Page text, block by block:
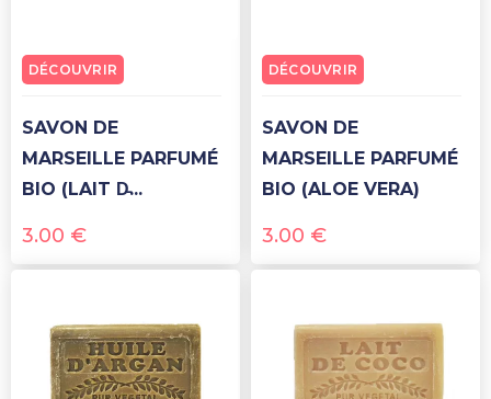
SAVON DE
MARSEILLE PARFUMÉ
BIO (LAIT D̵...
3.00 €
DÉCOUVRIR
SAVON DE
MARSEILLE PARFUMÉ
BIO (ALOE VERA)
3.00 €
DÉCOUVRIR